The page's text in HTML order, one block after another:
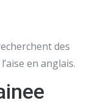
des
en anglais.